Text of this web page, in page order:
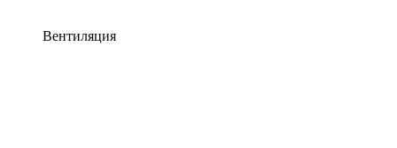
Вентиляция